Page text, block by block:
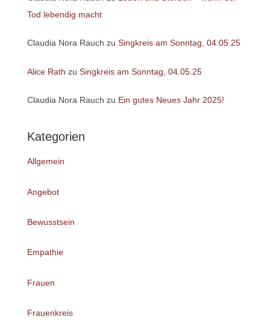
Tod lebendig macht
Claudia Nora Rauch zu Singkreis am Sonntag, 04.05.25
Alice Rath zu Singkreis am Sonntag, 04.05.25
Claudia Nora Rauch zu Ein gutes Neues Jahr 2025!
Kategorien
Allgemein
Angebot
Bewusstsein
Empathie
Frauen
Frauenkreis